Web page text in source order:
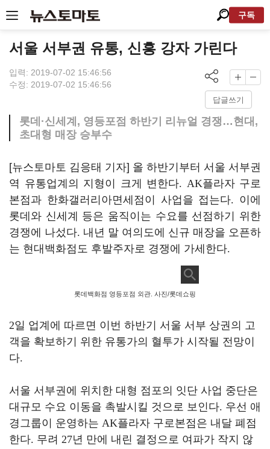
구독
서울 서부권 유통, 신흥 강자 가린다
입력: 2019-07-02 15:46:56
수정: 2019-07-02 15:46:56
답글쓰기
롯데·신세계, 영등포점 하반기 리뉴얼 경쟁…현대,
초대형 매장 승부수
[뉴스토마토 김응태 기자] 올 하반기부터 서울 서부권
역 유통업계의 지형이 크게 변한다. AK플라자 구로
본점과 한화갤러리아면세점이 사업을 접는다. 이에
롯데와 신세계 등은 움직이는 수요를 선점하기 위한
경쟁에 나섰다. 내년 말 여의도에 신규 매장을 오픈하
는 현대백화점도 후발주자로 경쟁에 가세한다.
롯데백화점 영등포점 외관. 사진/롯데쇼핑
2일 업계에 따르면 이번 하반기 서울 서부 상권의 고
객을 확보하기 위한 유통가의 혈투가 시작될 전망이
다.
서울 서부권에 위치한 대형 점포의 잇단 사업 중단은
대규모 수요 이동을 촉발시킬 것으로 보인다. 우선 애
경그룹이 운영하는 AK플라자 구로본점은 내달 폐점
한다. 무려 27년 만에 내린 결정으로 여파가 작지 않